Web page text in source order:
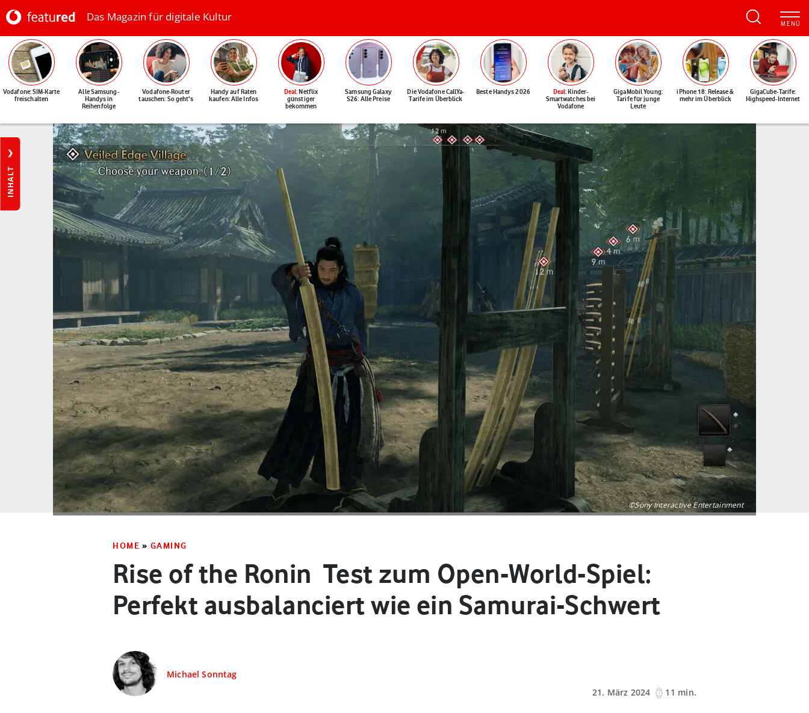
Das Magazin für digitale Kultur
Vodafone: SIM-Karte
freischalten
Alle Samsung-
Handys in
Reihenfolge
Vodafone-Router
tauschen: So geht's
Handy auf Raten
kaufen: Alle Infos
Deal: Netflix
günstiger
bekommen
Samsung Galaxy
S26: Alle Preise
Die Vodafone CallYa-
Tarife im Überblick
Beste Handys 2026 Deal: Kinder-
Smartwatches bei
Vodafone
GigaMobil Young:
Tarife für junge
Leute
iPhone 18: Release &
mehr im Überblick
GigaCube-Tarife:
Highspeed-Internet
INHALT
©Sony Interactive Entertainment
HOME » GAMING
Rise of the Ronin ­ Test zum Open-World-Spiel:
Perfekt ausbalanciert wie ein Samurai-Schwert
Michael Sonntag
21. März 2024
11 min.